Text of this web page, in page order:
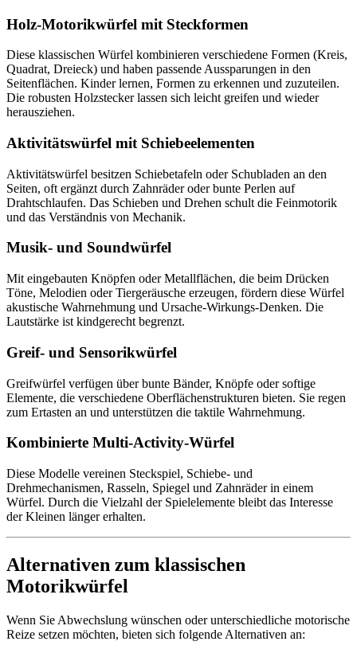
Holz-Motorikwürfel mit Steckformen
Diese klassischen Würfel kombinieren verschiedene Formen (Kreis,
Quadrat, Dreieck) und haben passende Aussparungen in den
Seitenflächen. Kinder lernen, Formen zu erkennen und zuzuteilen.
Die robusten Holzstecker lassen sich leicht greifen und wieder
herausziehen.
Aktivitätswürfel mit Schiebeelementen
Aktivitätswürfel besitzen Schiebetafeln oder Schubladen an den
Seiten, oft ergänzt durch Zahnräder oder bunte Perlen auf
Drahtschlaufen. Das Schieben und Drehen schult die Feinmotorik
und das Verständnis von Mechanik.
Musik- und Soundwürfel
Mit eingebauten Knöpfen oder Metallflächen, die beim Drücken
Töne, Melodien oder Tiergeräusche erzeugen, fördern diese Würfel
akustische Wahrnehmung und Ursache-Wirkungs-Denken. Die
Lautstärke ist kindgerecht begrenzt.
Greif- und Sensorikwürfel
Greifwürfel verfügen über bunte Bänder, Knöpfe oder softige
Elemente, die verschiedene Oberflächenstrukturen bieten. Sie regen
zum Ertasten an und unterstützen die taktile Wahrnehmung.
Kombinierte Multi-Activity-Würfel
Diese Modelle vereinen Steckspiel, Schiebe- und
Drehmechanismen, Rasseln, Spiegel und Zahnräder in einem
Würfel. Durch die Vielzahl der Spielelemente bleibt das Interesse
der Kleinen länger erhalten.
Alternativen zum klassischen
Motorikwürfel
Wenn Sie Abwechslung wünschen oder unterschiedliche motorische
Reize setzen möchten, bieten sich folgende Alternativen an: